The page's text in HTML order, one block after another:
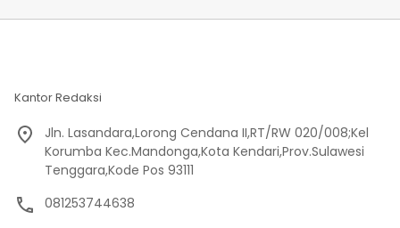
Kantor Redaksi
Jln. Lasandara,Lorong Cendana II,RT/RW 020/008;Kel
Korumba Kec.Mandonga,Kota Kendari,Prov.Sulawesi
Tenggara,Kode Pos 93111
081253744638